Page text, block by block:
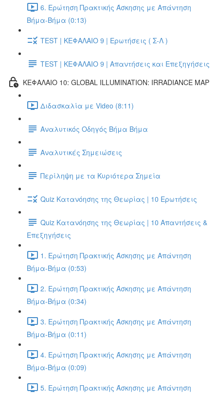
6. Ερώτηση Πρακτικής Άσκησης με Απάντηση
Βήμα-Βήμα (0:13)
TEST | ΚΕΦΑΛΑΙΟ 9 | Ερωτήσεις ( Σ-Λ )
TEST | ΚΕΦΑΛΑΙΟ 9 | Απαντήσεις και Επεξηγήσεις
ΚΕΦΑΛΑΙΟ 10: GLOBAL ILLUMINATION: IRRADIANCE MAP
Διδασκαλία με Video (8:11)
Αναλυτικός Οδηγός Βήμα Βήμα
Αναλυτικές Σημειώσεις
Περίληψη με τα Κυριότερα Σημεία
Quiz Κατανόησης της Θεωρίας | 10 Ερωτήσεις
Quiz Κατανόησης της Θεωρίας | 10 Απαντήσεις &
Επεξηγήσεις
1. Ερώτηση Πρακτικής Άσκησης με Απάντηση
Βήμα-Βήμα (0:53)
2. Ερώτηση Πρακτικής Άσκησης με Απάντηση
Βήμα-Βήμα (0:34)
3. Ερώτηση Πρακτικής Άσκησης με Απάντηση
Βήμα-Βήμα (0:11)
4. Ερώτηση Πρακτικής Άσκησης με Απάντηση
Βήμα-Βήμα (0:09)
5. Ερώτηση Πρακτικής Άσκησης με Απάντηση